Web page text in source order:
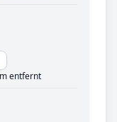
entfernt